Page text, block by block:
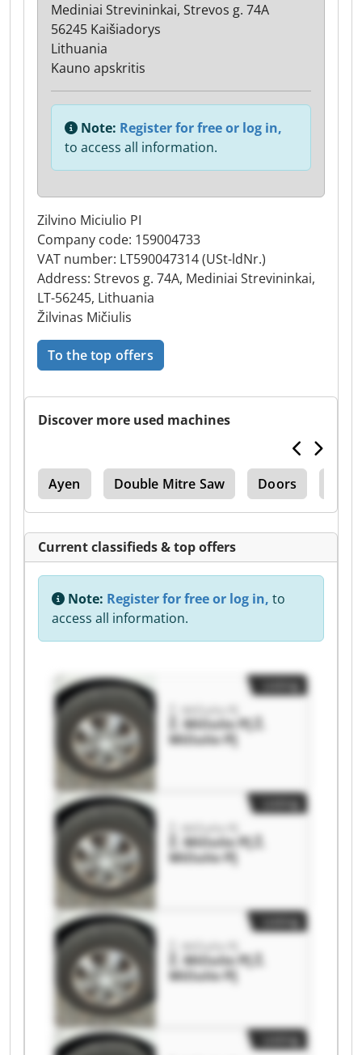
Zilvino Miciulio PI
Company code: 159004733
VAT number: LT590047314 (USt-ldNr.)
Address: Strevos g. 74A, Mediniai Strevininkai,
LT-56245, Lithuania
Žilvinas Mičiulis
To the top offers
Mediniai Strevininkai, Strevos g. 74A
56245 Kaišiadorys
Lithuania
Kauno apskritis
Note: Register for free or log in,
to access all information.
Discover more used machines
Ayen Double Mitre Saw Doors
Current classifieds & top offers
Note: Register for free or log in, to
access all information.
Ž. Mičiulio PĮ Ž.
Mičiulio PĮ
Ž. Mičiulio PĮ Ž.
Mičiulio PĮ
Ž. Mičiulio PĮ Ž.
Mičiulio PĮ